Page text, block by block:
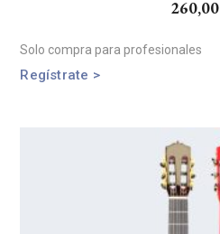
260,00
Solo compra para profesionales
Regístrate >